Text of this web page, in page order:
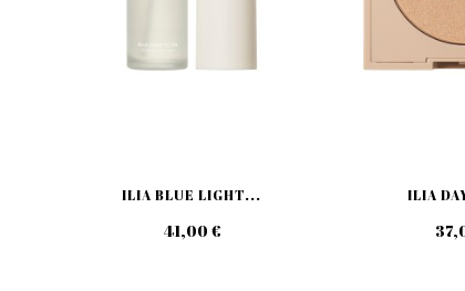
ILIA BLUE LIGHT...
41,00 €
ILIA